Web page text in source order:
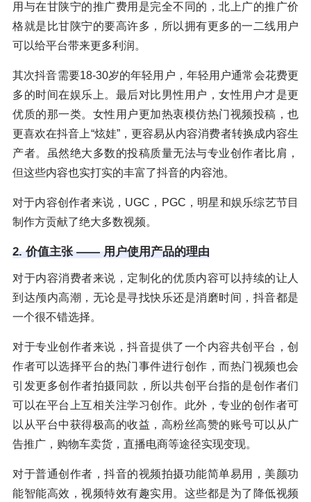
用与在甘陕宁的推广费用是完全不同的，北上广的推广价
格就是比甘陕宁的要高许多，所以拥有更多的一二线用户
可以给平台带来更多利润。
其次抖音需要18-30岁的年轻用户，年轻用户通常会花费更
多的时间在娱乐上。最后对比男性用户，女性用户才是更
优质的那一类。女性用户更加热衷模仿热门视频投稿，也
更喜欢在抖音上“炫娃”，更容易从内容消费者转换成内容生
产者。虽然绝大多数的投稿质量无法与专业创作者比肩，
但这些内容也实打实的丰富了抖音的内容池。
对于内容创作者来说，UGC，PGC，明星和娱乐综艺节目
制作方贡献了绝大多数视频。
2. 价值主张 —— 用户使用产品的理由
对于内容消费者来说，定制化的优质内容可以持续的让人
到达颅内高潮，无论是寻找快乐还是消磨时间，抖音都是
一个很不错选择。
对于专业创作者来说，抖音提供了一个内容共创平台，创
作者可以选择平台的热门事件进行创作，而热门视频也会
引发更多创作者拍摄同款，所以共创平台指的是创作者们
可以在平台上互相关注学习创作。此外，专业的创作者可
以从平台中获得极高的收益，高粉丝高赞的账号可以从广
告推广，购物车卖货，直播电商等途径实现变现。
对于普通创作者，抖音的视频拍摄功能简单易用，美颜功
能智能高效，视频特效有趣实用。这些都是为了降低视频